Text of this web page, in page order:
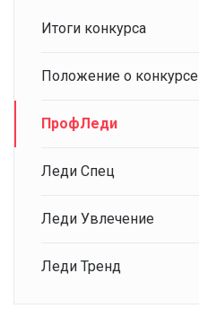
Итоги конкурса
Положение о конкурсе
ПрофЛеди
Леди Спец
Леди Увлечение
Леди Тренд